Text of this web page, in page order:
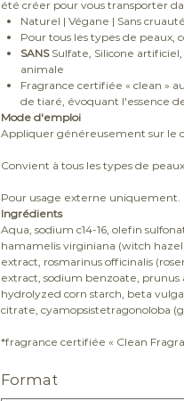
été créer pour vous transporter
Naturel | Végane | Sans
Pour tous les types de peaux,
SANS Sulfate, Silicone
animale
Fragrance certifiée « clean »
de tiaré, évoquant l'essence
Mode d'emploi
Appliquer généreusement sur le
Convient à tous les types de
Pour usage externe uniquement.
Ingrédients
Aqua, sodium c14-16, olefin
hamamelis virginiana (witch
extract, rosmarinus officinalis
extract, sodium benzoate, prunus
hydrolyzed corn starch, beta
citrate, cyamopsistetragonoloba
*fragrance certifiée « Clean
Format